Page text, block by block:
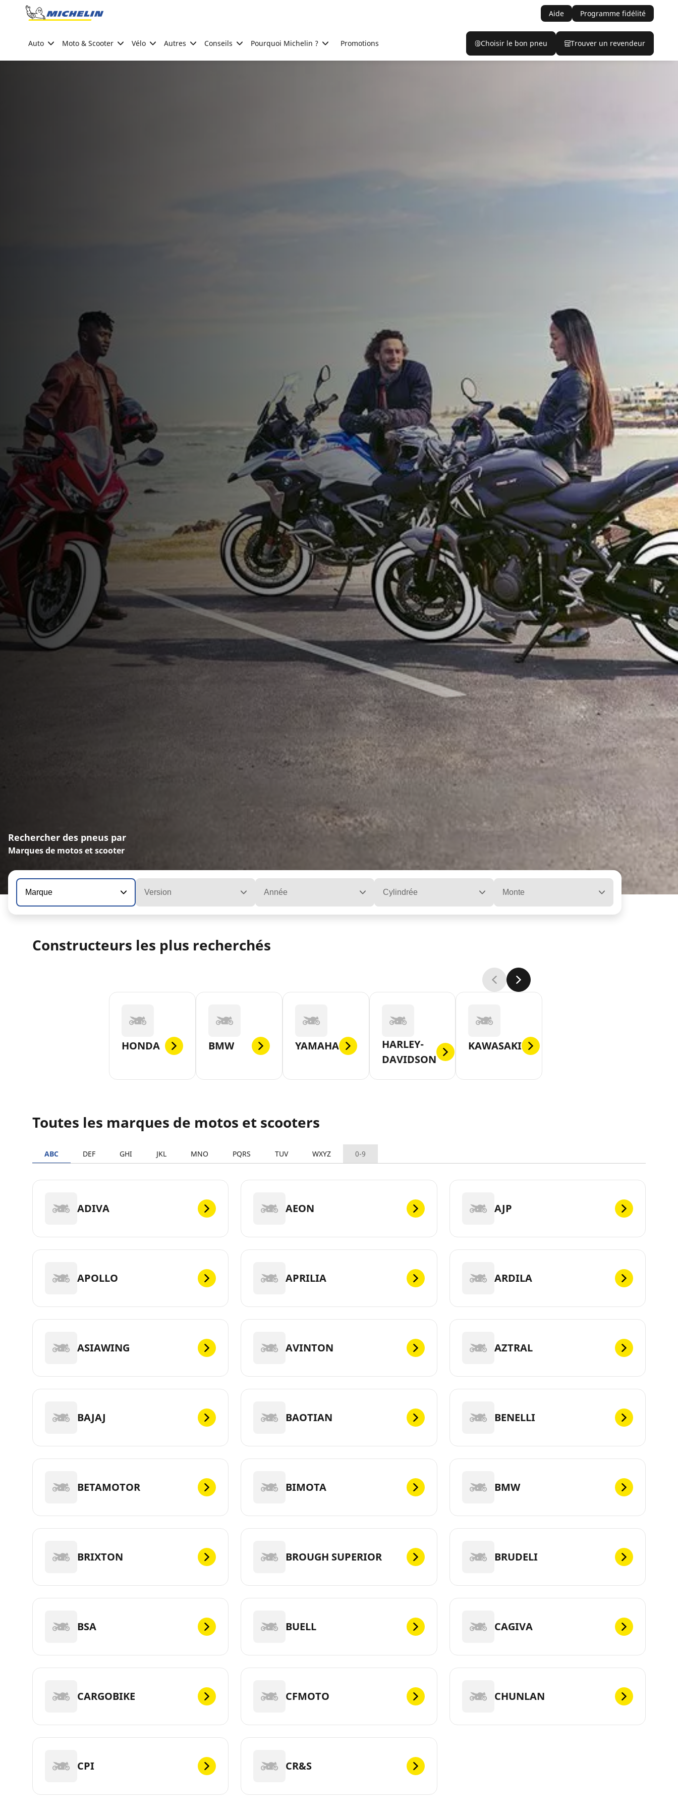
Go to page content
Aide Programme fidélité
Auto Moto & Scooter Vélo Autres Conseils Pourquoi Michelin ? Promotions Choisir le bon pneu Trouver un revendeur
Rechercher des pneus par
Marques de motos et scooter
Marque Version Année Cylindrée Monte
Constructeurs les plus recherchés
HONDA BMW YAMAHA
HARLEY-
DAVIDSON
KAWASAKI
Toutes les marques de motos et scooters
ABC DEF GHI JKL MNO PQRS TUV WXYZ 0-9
ADIVA AEON AJP
APOLLO APRILIA ARDILA
ASIAWING AVINTON AZTRAL
BAJAJ BAOTIAN BENELLI
BETAMOTOR BIMOTA BMW
BRIXTON BROUGH SUPERIOR BRUDELI
BSA BUELL CAGIVA
CARGOBIKE CFMOTO CHUNLAN
CPI CR&S